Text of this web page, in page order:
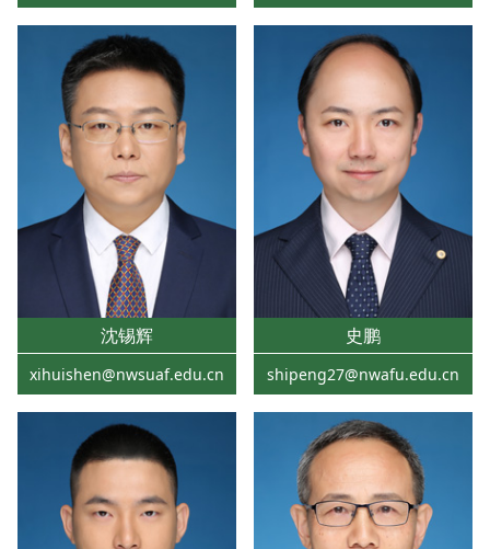
沈锡辉
xihuishen@nwsuaf.edu.cn
史鹏
shipeng27@nwafu.edu.cn